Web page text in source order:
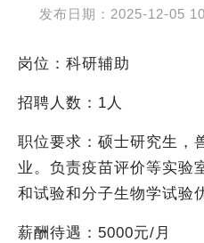
发布日期： 2025-12-05
岗位：科研辅助
招聘人数：1人
职位要求：硕士研究生，
业。负责疫苗评价等实验
和试验和分子生物学试验
薪酬待遇：5000元/月